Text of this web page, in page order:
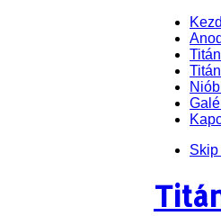
Skip